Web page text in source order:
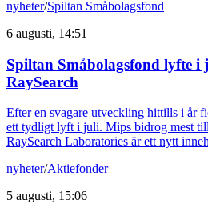
nyheter/Spiltan Småbolagsfond
6 augusti, 14:51
Spiltan Småbolagsfond lyfte i
RaySearch
Efter en svagare utveckling hittills i år
ett tydligt lyft i juli. Mips bidrog mest
RaySearch Laboratories är ett nytt
nyheter/Aktiefonder
5 augusti, 15:06